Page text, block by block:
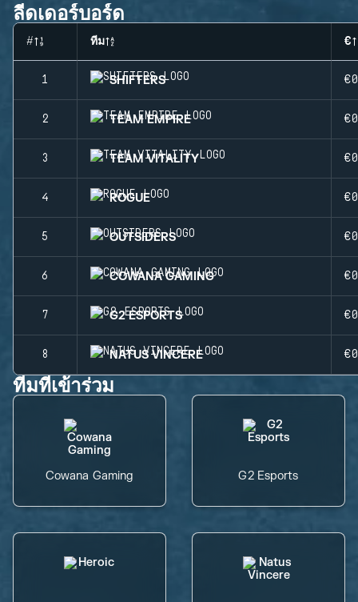
ลีดเดอร์บอร์ด
# ทีม €
1 SHIFTERS €0
2 TEAM EMPIRE €0
3 TEAM VITALITY €0
4 ROGUE €0
5 OUTSIDERS €0
6 COWANA GAMING €0
7 G2 ESPORTS €0
8 NATUS VINCERE €0
ทีมที่เข้าร่วม
Cowana Gaming G2 Esports